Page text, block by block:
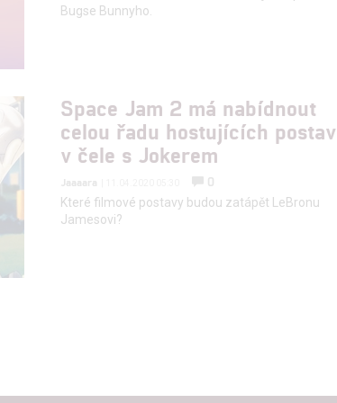
Bugse Bunnyho.
Space Jam 2 má nabídnout
celou řadu hostujících postav
v čele s Jokerem
Jaaaara
0
Které filmové postavy budou zatápět LeBronu
Jamesovi?